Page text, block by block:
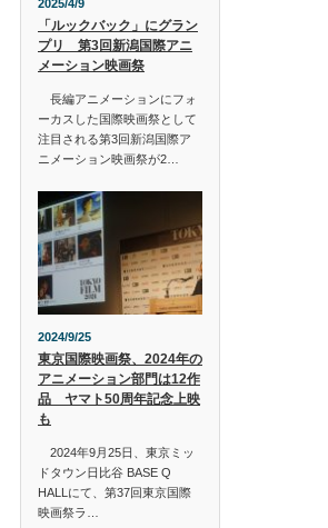
2025/4/9
「ルックバック」にグラン
プリ 第3回新潟国際アニ
メーション映画祭
長編アニメーションにフォ
ーカスした国際映画祭として
注目される第3回新潟国際ア
ニメーション映画祭が2…
2024/9/25
東京国際映画祭、2024年の
アニメーション部門は12作
品 ヤマト50周年記念上映
も
2024年9月25日、東京ミッ
ドタウン日比谷 BASE Q
HALLにて、第37回東京国際
映画祭ラ…